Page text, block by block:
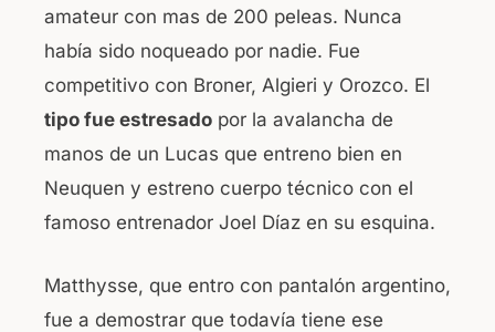
amateur con mas de 200 peleas. Nunca
había sido noqueado por nadie. Fue
competitivo con Broner, Algieri y Orozco. El
tipo fue estresado por la avalancha de
manos de un Lucas que entreno bien en
Neuquen y estreno cuerpo técnico con el
famoso entrenador Joel Díaz en su esquina.
Matthysse, que entro con pantalón argentino,
fue a demostrar que todavía tiene ese